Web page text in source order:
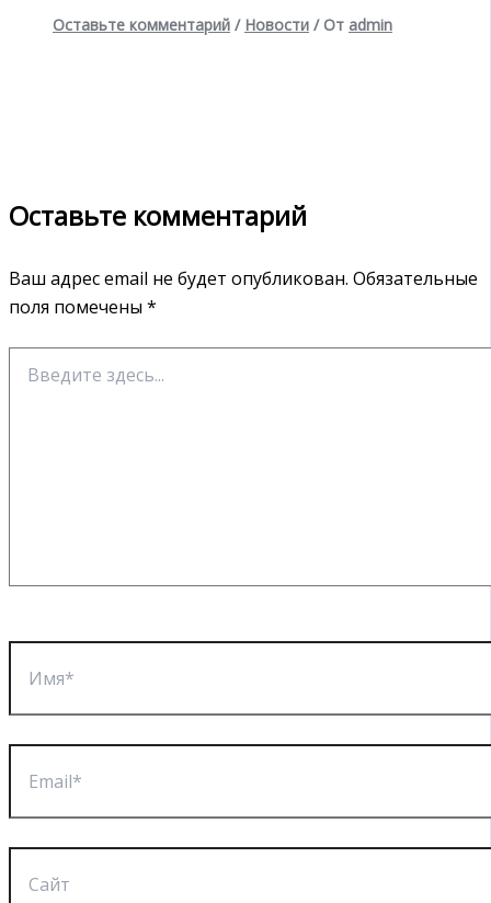
Оставьте комментарий / Новости / От admin
Оставьте комментарий
Ваш адрес email не будет опубликован. Обязательные
поля помечены *
здесь...
Имя*
Email*
Сайт